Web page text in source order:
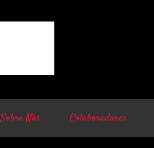
Sobre Nós Colaboradores